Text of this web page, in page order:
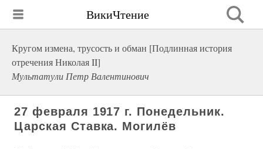
ВикиЧтение
Кругом измена, трусость и обман [Подлинная история
отречения Николая II]
Мультатули Петр Валентинович
27 февраля 1917 г. Понедельник.
Царская Ставка. Могилёв